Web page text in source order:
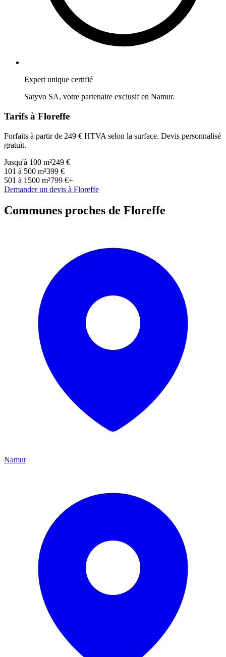
Expert unique certifié
Satyvo SA, votre partenaire exclusif en Namur.
Tarifs à Floreffe
Forfaits à partir de 249 € HTVA selon la surface. Devis personnalisé
gratuit.
Jusqu'à 100 m²249 €
101 à 500 m²399 €
501 à 1500 m²799 €+
Demander un devis à Floreffe
Communes proches de Floreffe
Namur